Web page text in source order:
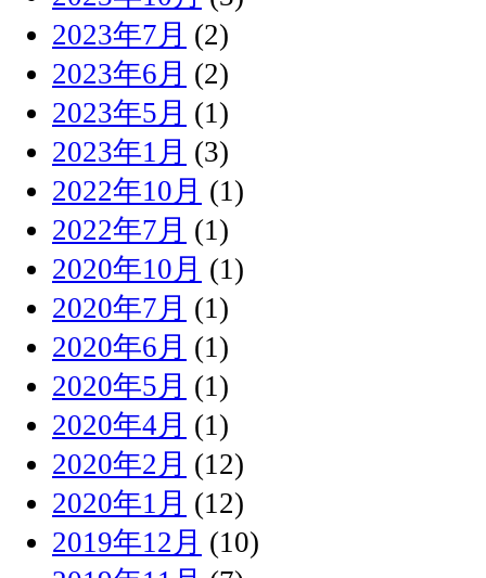
2023年7月 (2)
2023年6月 (2)
2023年5月 (1)
2023年1月 (3)
2022年10月 (1)
2022年7月 (1)
2020年10月 (1)
2020年7月 (1)
2020年6月 (1)
2020年5月 (1)
2020年4月 (1)
2020年2月 (12)
2020年1月 (12)
2019年12月 (10)